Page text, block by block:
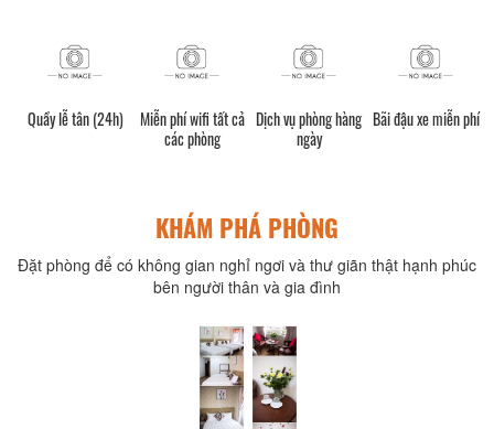
Quầy lễ tân (24h)
Miễn phí wifi tất cả
các phòng
Dịch vụ phòng hàng
ngày
Bãi đậu xe miễn phí
KHÁM PHÁ PHÒNG
Đặt phòng để có không gian nghỉ ngơi và thư giãn thật hạnh phúc
bên người thân và gia đình